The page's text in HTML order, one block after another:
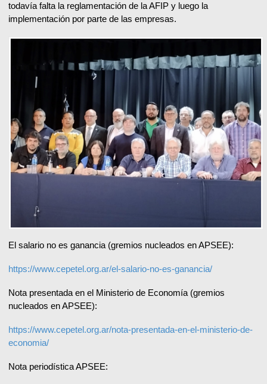
todavía falta la reglamentación de la AFIP y luego la
implementación por parte de las empresas.
El salario no es ganancia (gremios nucleados en APSEE):
https://www.cepetel.org.ar/el-salario-no-es-ganancia/
Nota presentada en el Ministerio de Economía (gremios
nucleados en APSEE):
https://www.cepetel.org.ar/nota-presentada-en-el-ministerio-de-
economia/
Nota periodística APSEE: